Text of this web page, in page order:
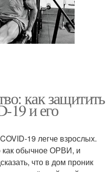
как защитить
19 и его
19 легче взрослых.
как обычное ОРВИ, и
что в дом проник